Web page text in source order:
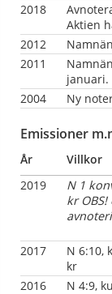
2018
Aktien
2012
2011
januari.
2004
Ny
Emissioner
År Villkor
2019
N 1
kr OBS!
2017
N 6:10,
2016 N 4:9,